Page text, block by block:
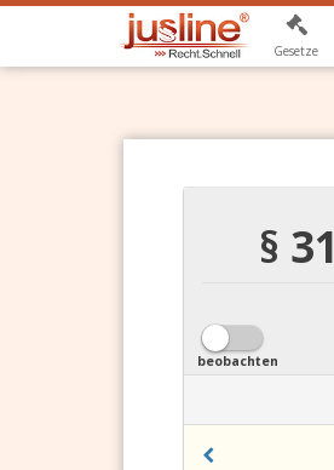
Gesetze
§
beobachten